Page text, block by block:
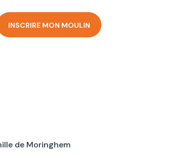
INSCRIRE MON MOULIN
de Moringhem